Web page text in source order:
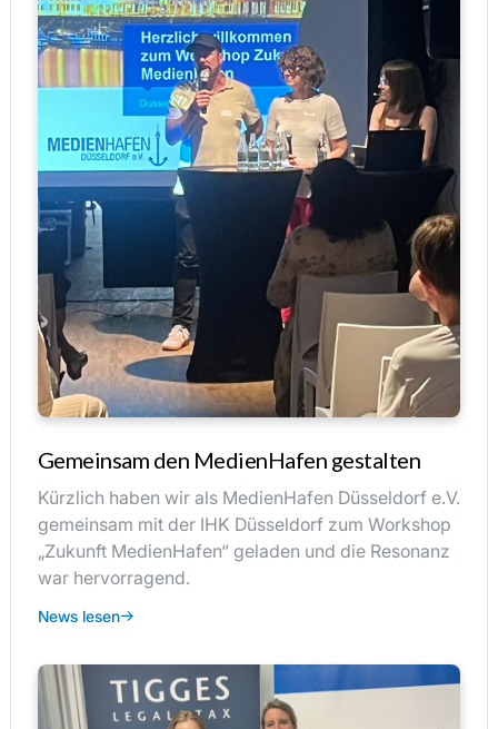
Gemeinsam den MedienHafen gestalten
Kürzlich haben wir als MedienHafen Düsseldorf e.V.
gemeinsam mit der IHK Düsseldorf zum Workshop
„Zukunft MedienHafen“ geladen und die Resonanz
war hervorragend.
News lesen